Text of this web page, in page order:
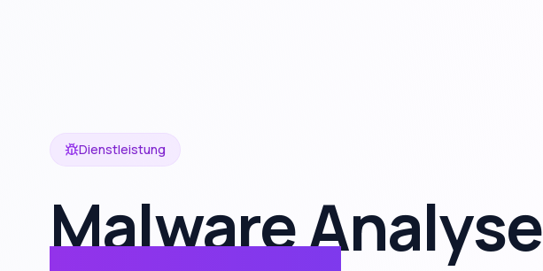
Dienstleistung
Malware Analyse